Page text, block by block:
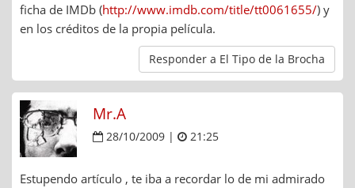
ficha de IMDb (http://www.imdb.com/title/tt0061655/) y
en los créditos de la propia película.
Responder a El Tipo de la Brocha
Mr.A
28/10/2009 | 21:25
Estupendo artículo , te iba a recordar lo de mi admirado